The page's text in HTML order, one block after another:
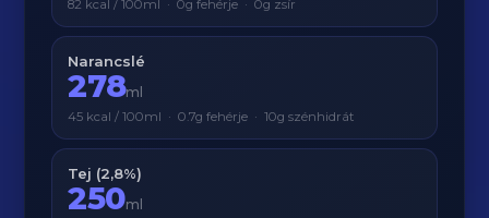
82 kcal / 100ml · 0g fehérje · 0g zsír
Narancslé
278ml
45 kcal / 100ml · 0.7g fehérje · 10g szénhidrát
Tej (2,8%)
250ml